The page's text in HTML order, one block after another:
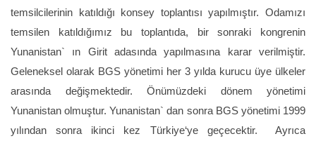
temsilcilerinin katıldığı konsey toplantısı yapılmıştır. Odamızı
temsilen katıldığımız bu toplantıda, bir sonraki kongrenin
Yunanistan` ın Girit adasında yapılmasına karar verilmiştir.
Geleneksel olarak BGS yönetimi her 3 yılda kurucu üye ülkeler
arasında değişmektedir. Önümüzdeki dönem yönetimi
Yunanistan olmuştur. Yunanistan` dan sonra BGS yönetimi 1999
yılından sonra ikinci kez Türkiye‘ye geçecektir. Ayrıca